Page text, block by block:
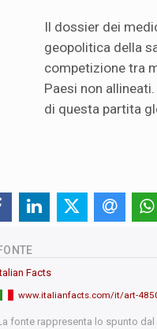
Il dossier dei
geopolitica della
competizione tra
Paesi non
di questa partita
Facts
fonte rappresenta lo spunto